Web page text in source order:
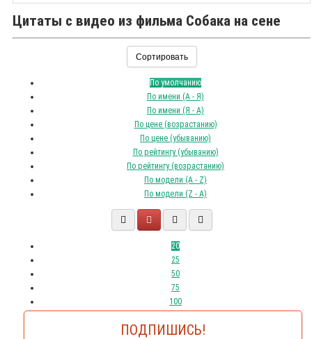
Цитаты с видео из фильма Собака на сене
Сортировать
По умолчанию
По имени (A - Я)
По имени (Я - A)
По цене (возрастанию)
По цене (убыванию)
По рейтингу (убыванию)
По рейтингу (возрастанию)
По модели (A - Z)
По модели (Z - A)
20
25
50
75
100
Показывать: 20
ПОДПИШИСЬ!